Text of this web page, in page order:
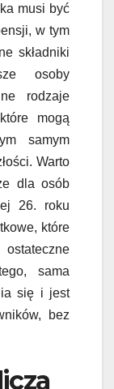
musi być
w tym
składniki
osoby
rodzaje
mogą
samym
Warto
dla osób
26. roku
które
sama
się i jest
bez